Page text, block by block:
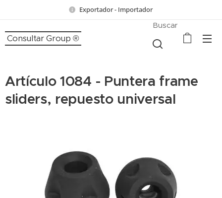
Exportador - Importador
Consultar Group ®
Buscar
Artículo 1084 - Puntera frame
sliders, repuesto universal